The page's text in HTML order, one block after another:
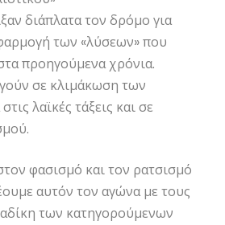
διάπλατα τον δρόμο για
των «λύσεων» που
προηγούμενα χρόνια.
σε κλιμάκωση των
λαϊκές τάξεις και σε
φασισμό και τον ρατσισμό
αυτόν τον αγώνα με τους
των κατηγορούμενων